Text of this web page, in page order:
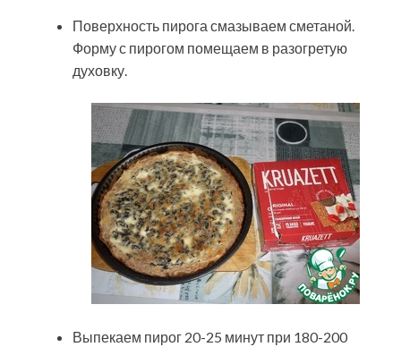
Поверхность пирога смазываем сметаной.
Форму с пирогом помещаем в разогретую
духовку.
Выпекаем пирог 20-25 минут при 180-200